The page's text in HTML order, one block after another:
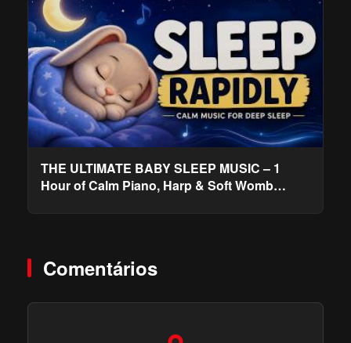
THE ULTIMATE BABY SLEEP MUSIC – 1
Hour of Calm Piano, Harp & Soft Womb
Comentários